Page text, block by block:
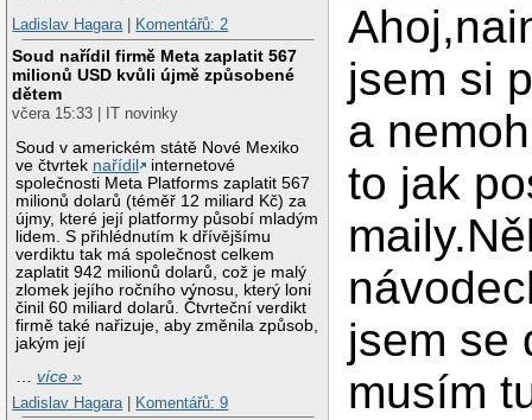
Ladislav Hagara| Komentářů: 2
Soud nařídil firmě Meta zaplatit 567
milionů USD kvůli újmě způsobené
dětem
včera 15:33 | IT novinky
Soud v americkém státě Nové Mexiko
ve čtvrtek nařídil
internetové
společnosti Meta Platforms zaplatit 567
milionů dolarů (téměř 12 miliard Kč) za
újmy, které její platformy působí mladým
lidem. S přihlédnutím k dřívějšímu
verdiktu tak má společnost celkem
zaplatit 942 milionů dolarů, což je malý
zlomek jejího ročního výnosu, který loni
činil 60 miliard dolarů. Čtvrteční verdikt
firmě také nařizuje, aby změnila způsob,
jakým její
…více »
Ladislav Hagara
Komentářů: 9
jsem si
a
to jak
jsem se
musím